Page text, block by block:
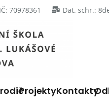
IČ: 70978361 Dat. schr.:
ProjektyKontakty